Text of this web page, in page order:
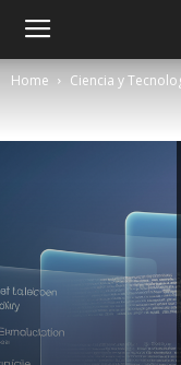
Home Ciencia y